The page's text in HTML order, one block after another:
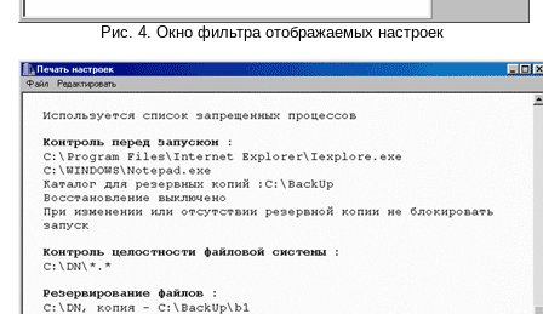
Рис. 4. Окно фильтра отображаемых настроек